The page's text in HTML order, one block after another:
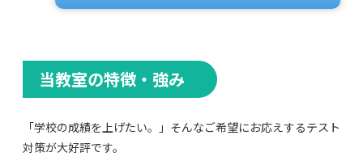
当教室の特徴・強み
「学校の成績を上げたい。」そんなご希望にお応えするテスト
対策が大好評です。